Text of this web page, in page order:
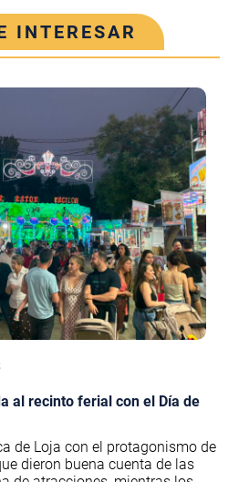
INTERESAR
al recinto ferial con el Día de
de Loja con el protagonismo de
dieron buena cuenta de las